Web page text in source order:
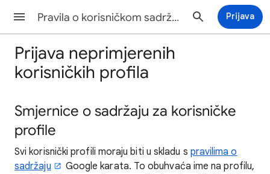
Pravila o korisničkom sadržaju na Kartama Pomoć Prijava
Prijava neprimjerenih
korisničkih profila
Smjernice o sadržaju za korisničke
profile
Svi korisnički profili moraju biti u skladu s pravilima o
sadržaju
Google karata. To obuhvaća ime na profilu,